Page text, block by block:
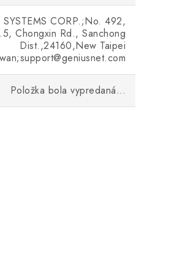
SYSTEMS CORP.;No. 492,
Chongxin Rd., Sanchong
Dist.,24160,New Taipei
Položka bola vypredaná…